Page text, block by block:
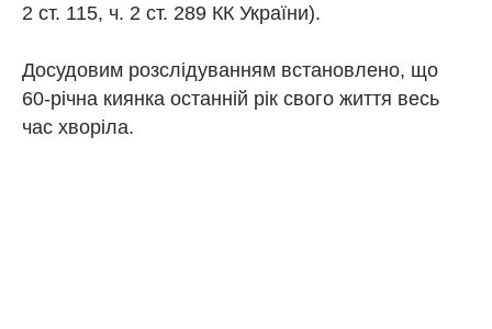
2 ст. 115, ч. 2 ст. 289 КК України).
Досудовим розслідуванням встановлено, що
60-річна киянка останній рік свого життя весь
час хворіла.